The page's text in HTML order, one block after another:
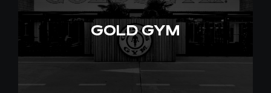
IT
GOLD GYM